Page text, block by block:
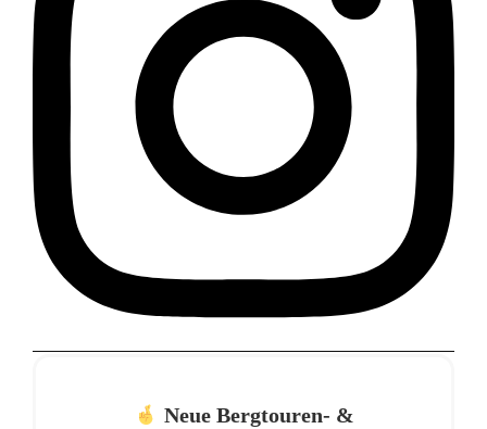
Neue Bergtouren- &